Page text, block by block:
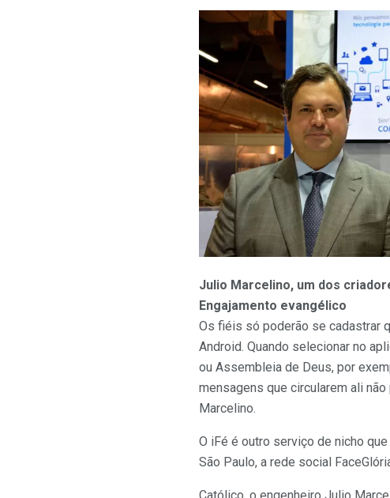
Julio Marcelino, um dos
Engajamento evangélico
Os fiéis só poderão se cadastrar
Android. Quando selecionar no
ou Assembleia de Deus, por
mensagens que circularem ali
Marcelino.
O iFé é outro serviço de nicho
São Paulo, a rede social